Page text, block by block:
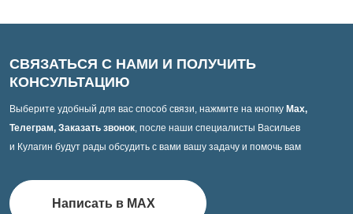
СВЯЗАТЬСЯ С НАМИ И ПОЛУЧИТЬ
КОНСУЛЬТАЦИЮ
Выберите удобный для вас способ связи, нажмите на кнопку Max,
Телеграм, Заказать звонок, после наши специалисты Васильев
и Кулагин будут рады обсудить с вами вашу задачу и помочь вам
Написать в MAX